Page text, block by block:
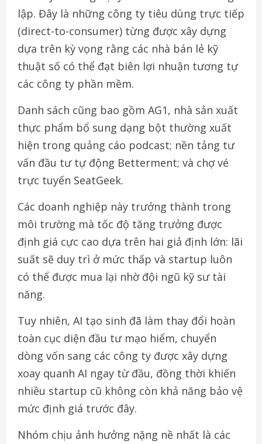
lập. Đây là những công ty tiêu dùng trực tiếp
(direct-to-consumer) từng được xây dựng
dựa trên kỳ vọng rằng các nhà bán lẻ kỹ
thuật số có thể đạt biên lợi nhuận tương tự
các công ty phần mềm.
Danh sách cũng bao gồm AG1, nhà sản xuất
thực phẩm bổ sung dạng bột thường xuất
hiện trong quảng cáo podcast; nền tảng tư
vấn đầu tư tự động Betterment; và chợ vé
trực tuyến SeatGeek.
Các doanh nghiệp này trưởng thành trong
môi trường mà tốc độ tăng trưởng được
định giá cực cao dựa trên hai giả định lớn: lãi
suất sẽ duy trì ở mức thấp và startup luôn
có thể được mua lại nhờ đội ngũ kỹ sư tài
năng.
Tuy nhiên, AI tạo sinh đã làm thay đổi hoàn
toàn cục diện đầu tư mạo hiểm, chuyển
dòng vốn sang các công ty được xây dựng
xoay quanh AI ngay từ đầu, đồng thời khiến
nhiều startup cũ không còn khả năng bảo vệ
mức định giá trước đây.
Nhóm chịu ảnh hưởng nặng nề nhất là các